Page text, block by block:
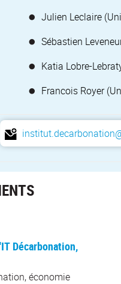
Julien Leclaire (
Sébastien
Katia Lobre-
Francois Royer
Décarbonation,
économie